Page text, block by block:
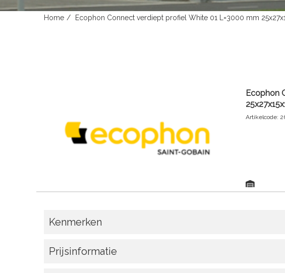
Home Ecophon Connect verdiept profiel White 01 L=3000 mm
Ecophon
Artikelcode:
Kenmerken
Prijsinformatie